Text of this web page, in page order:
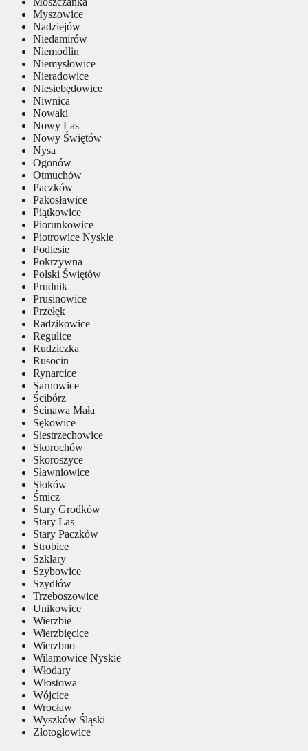
Myszowice
Nadziejów
Niedamirów
Niemodlin
Niemysłowice
Nieradowice
Niesiebędowice
Niwnica
Nowaki
Nowy Las
Nowy Świętów
Nysa
Ogonów
Otmuchów
Paczków
Pakosławice
Piątkowice
Piorunkowice
Piotrowice Nyskie
Podlesie
Pokrzywna
Polski Świętów
Prudnik
Prusinowice
Przełęk
Radzikowice
Regulice
Rudziczka
Rusocin
Rynarcice
Sarnowice
Ścibórz
Ścinawa Mała
Sękowice
Siestrzechowice
Skorochów
Skoroszyce
Sławniowice
Słoków
Śmicz
Stary Grodków
Stary Las
Stary Paczków
Strobice
Szklary
Szybowice
Szydłów
Trzeboszowice
Unikowice
Wierzbie
Wierzbięcice
Wierzbno
Wilamowice Nyskie
Włodary
Włostowa
Wójcice
Wrocław
Wyszków Śląski
Złotogłowice